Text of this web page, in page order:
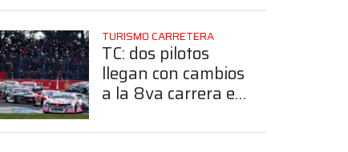
TURISMO CARRETERA
TC: dos pilotos
llegan con cambios
a la 8va carrera en